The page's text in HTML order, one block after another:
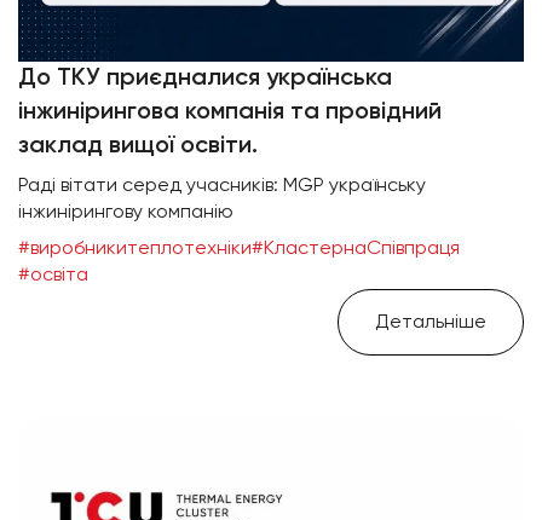
До ТКУ приєдналися українська
інжинірингова компанія та провідний
заклад вищої освіти.
Раді вітати серед учасників: MGP українську
інжинірингову компанію
#виробникитеплотехніки#КластернаСпівпраця
#освіта
Детальніше